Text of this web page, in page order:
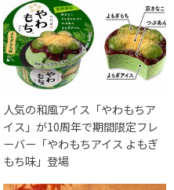
人気の和風アイス「やわもちア
イス」が10周年で期間限定フレ
ーバー「やわもちアイス よもぎ
もち味」登場